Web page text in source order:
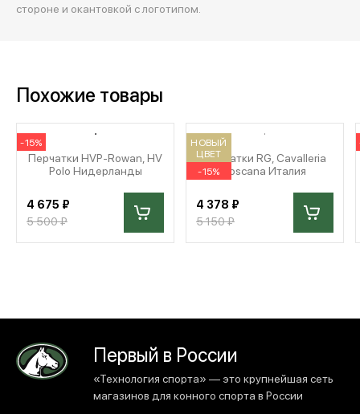
стороне и окантовкой с логотипом.
Похожие товары
-15%
Перчатки HVP-Rowan, HV
Polo Нидерланды
4 675 ₽
5 500 ₽
НОВЫЙ
ЦВЕТ
-15%
Перчатки RG, Cavalleria
Toscana Италия
4 378 ₽
5 150 ₽
Первый в России
«Технология спорта» — это крупнейшая сеть
магазинов для конного спорта в России